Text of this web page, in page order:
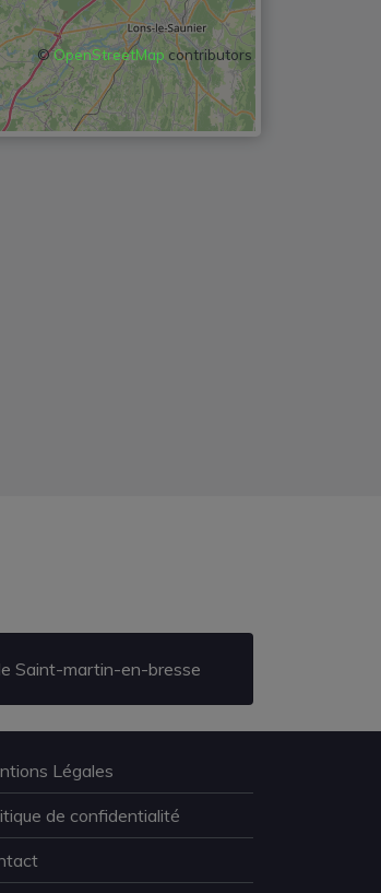
©OpenStreetMapcontributors
Saint-martin-en-bresse
Légales
de confidentialité